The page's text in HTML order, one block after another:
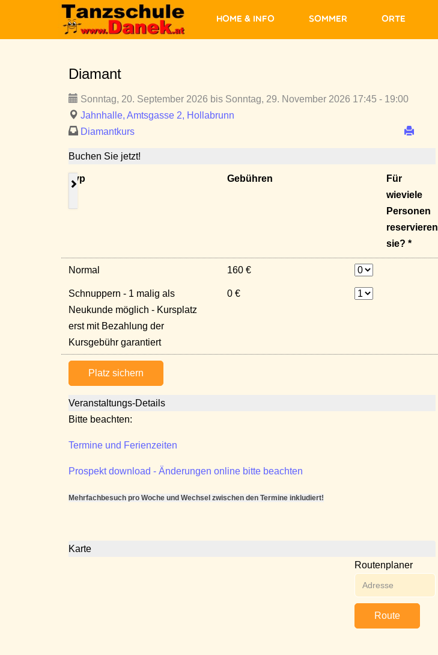
Home & Info Sommer Orte
Diamant
Sonntag, 20. September 2026 bis Sonntag, 29. November 2026 17:45 - 19:00
Jahnhalle, Amtsgasse 2, Hollabrunn
Diamantkurs
Buchen Sie jetzt!
Typ Gebühren
Für
wieviele
Personen
reservieren
sie? *
Normal 160 €
Schnuppern - 1 malig als
Neukunde möglich - Kursplatz
erst mit Bezahlung der
Kursgebühr garantiert
0 €
Platz sichern
Veranstaltungs-Details
Bitte beachten:
Termine und Ferienzeiten
Prospekt download - Änderungen online bitte beachten
Mehrfachbesuch pro Woche und Wechsel zwischen den Termine inkludiert!
Karte
Routenplaner
Route